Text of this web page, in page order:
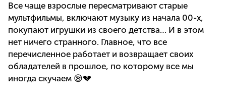
Все чаще взрослые пересматривают старые
мультфильмы, включают музыку из начала 00-х,
покупают игрушки из своего детства… И в этом
нет ничего странного. Главное, что все
перечисленное работает и возвращает своих
обладателей в прошлое, по которому все мы
иногда скучаем 😪💔